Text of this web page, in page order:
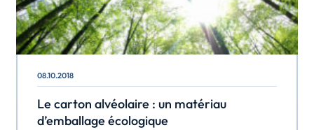
08.10.2018
Le carton alvéolaire : un matériau
d’emballage écologique